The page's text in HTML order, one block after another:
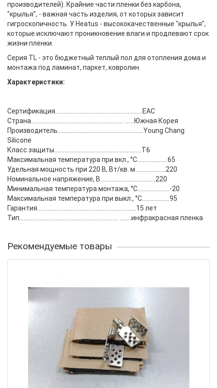
производителей). Крайние части пленки без карбона,
"крылья", - важная часть изделия, от которых зависит
гигроскопичность. У Heatus - высококачественные "крылья",
которые исключают проникновение влаги и продлевают срок
жизни пленки.
Серия TL - это бюджетный теплый пол для отопления дома и
монтажа под ламинат, паркет, ковролин.
Характеристики:
Сертификация............................................................EAC
Страна................................................................ ......Южная Корея
Производитель...........................................................Young Chang
Silicone
Класс защиты............................................................T6
Максимальная температура при вкл., °C.....................65
Удельная мощность при 220 В, Вт/кв. м.....................220
Номинальное напряжение, В......................................220
Минимальная температура монтажа, °C......................-20
Максимальная температура при выкл., °C...................95
Гарантия....................................................................15 лет
Тип.................................................................... ........инфракрасная пленка
Рекомендуемые товары